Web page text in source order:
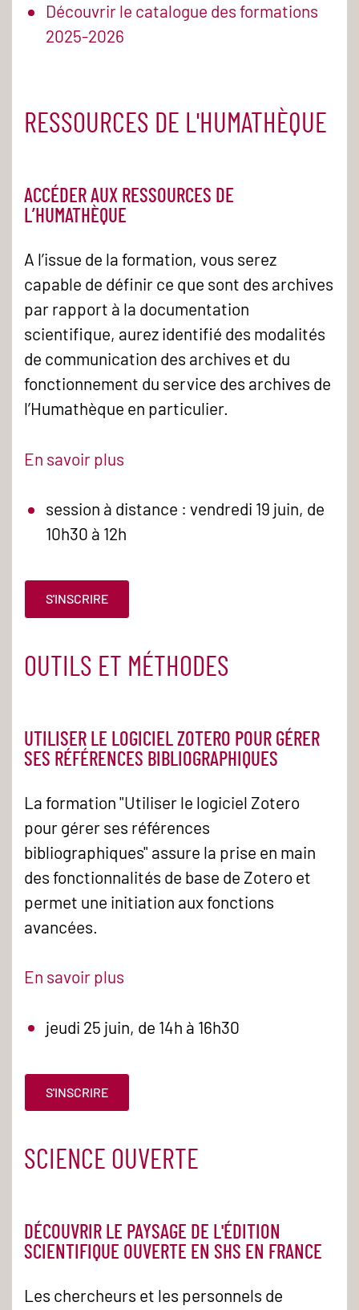
Découvrir le catalogue des formations
2025-2026
RESSOURCES DE L'HUMATHÈQUE
ACCÉDER AUX RESSOURCES DE
L’HUMATHÈQUE
A l’issue de la formation, vous serez
capable de définir ce que sont des archives
par rapport à la documentation
scientifique, aurez identifié des modalités
de communication des archives et du
fonctionnement du service des archives de
l’Humathèque en particulier.
En savoir plus
session à distance : vendredi 19 juin, de
10h30 à 12h
S'INSCRIRE
OUTILS ET MÉTHODES
UTILISER LE LOGICIEL ZOTERO POUR GÉRER
SES RÉFÉRENCES BIBLIOGRAPHIQUES
La formation "Utiliser le logiciel Zotero
pour gérer ses références
bibliographiques" assure la prise en main
des fonctionnalités de base de Zotero et
permet une initiation aux fonctions
avancées.
En savoir plus
jeudi 25 juin, de 14h à 16h30
S'INSCRIRE
SCIENCE OUVERTE
DÉCOUVRIR LE PAYSAGE DE L'ÉDITION
SCIENTIFIQUE OUVERTE EN SHS EN FRANCE
Les chercheurs et les personnels de